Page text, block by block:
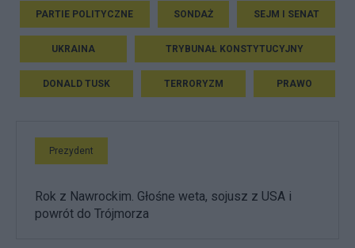
PARTIE POLITYCZNE SONDAŻ SEJM I SENAT
UKRAINA TRYBUNAŁ KONSTYTUCYJNY
DONALD TUSK TERRORYZM PRAWO
Prezydent
Rok z Nawrockim. Głośne weta, sojusz z USA i
powrót do Trójmorza